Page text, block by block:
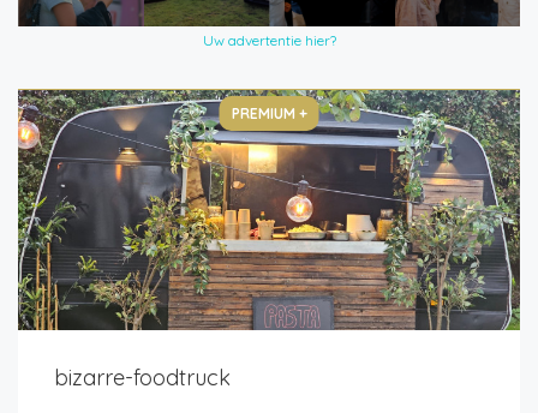
Uw advertentie hier?
PREMIUM +
bizarre-foodtruck